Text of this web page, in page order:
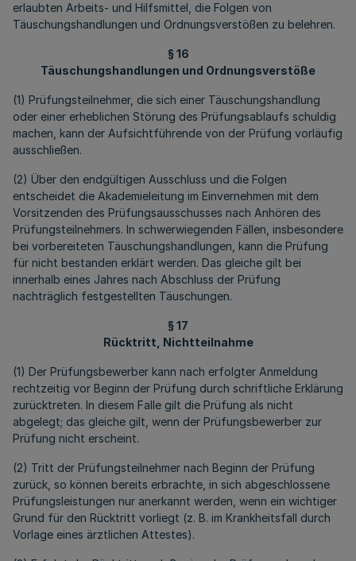
erlaubten Arbeits- und Hilfsmittel, die Folgen von
Täuschungshandlungen und Ordnungsverstößen zu belehren.
§ 16
Täuschungshandlungen und Ordnungsverstöße
(1) Prüfungsteilnehmer, die sich einer Täuschungshandlung
oder einer erheblichen Störung des Prüfungsablaufs schuldig
machen, kann der Aufsichtführende von der Prüfung vorläufig
ausschließen.
(2) Über den endgültigen Ausschluss und die Folgen
entscheidet die Akademieleitung im Einvernehmen mit dem
Vorsitzenden des Prüfungsausschusses nach Anhören des
Prüfungsteilnehmers. In schwerwiegenden Fällen, insbesondere
bei vorbereiteten Täuschungshandlungen, kann die Prüfung
für nicht bestanden erklärt werden. Das gleiche gilt bei
innerhalb eines Jahres nach Abschluss der Prüfung
nachträglich festgestellten Täuschungen.
§ 17
Rücktritt, Nichtteilnahme
(1) Der Prüfungsbewerber kann nach erfolgter Anmeldung
rechtzeitig vor Beginn der Prüfung durch schriftliche Erklärung
zurücktreten. In diesem Falle gilt die Prüfung als nicht
abgelegt; das gleiche gilt, wenn der Prüfungsbewerber zur
Prüfung nicht erscheint.
(2) Tritt der Prüfungsteilnehmer nach Beginn der Prüfung
zurück, so können bereits erbrachte, in sich abgeschlossene
Prüfungsleistungen nur anerkannt werden, wenn ein wichtiger
Grund für den Rücktritt vorliegt (z. B. im Krankheitsfall durch
Vorlage eines ärztlichen Attestes).